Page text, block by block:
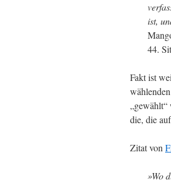
ist,
44.
Fakt ist
„gewählt“
die, die
Zitat von
»Wo